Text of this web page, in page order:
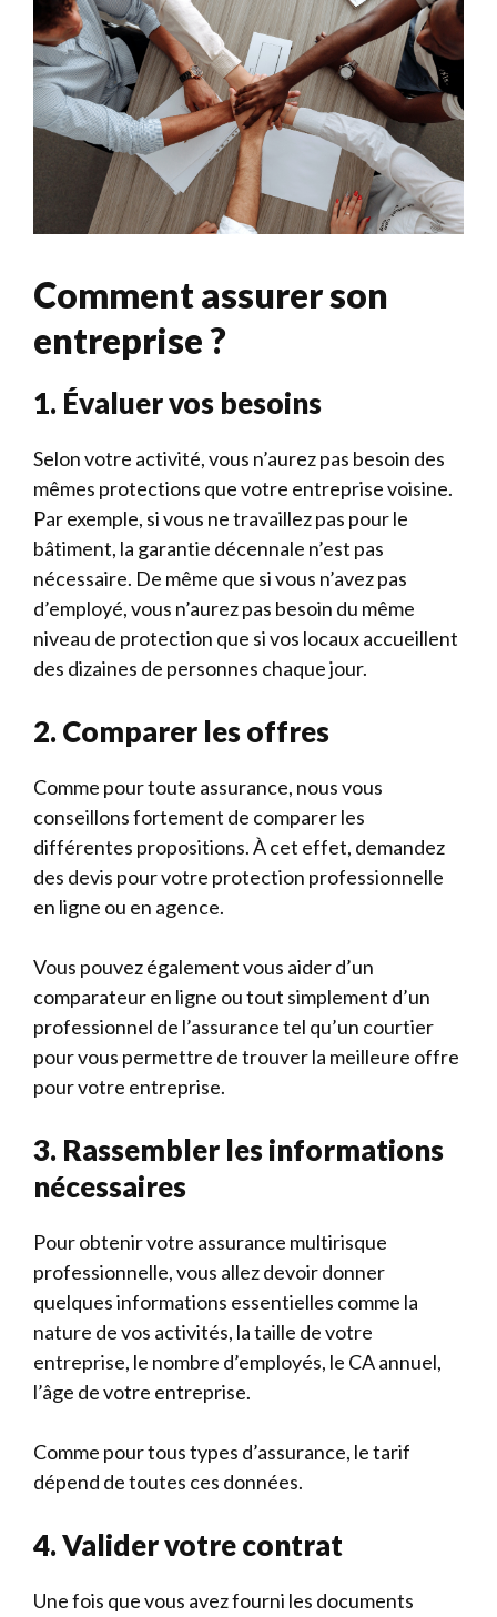
Comment assurer son
entreprise ?
1. Évaluer vos besoins
Selon votre activité, vous n’aurez pas besoin des
mêmes protections que votre entreprise voisine.
Par exemple, si vous ne travaillez pas pour le
bâtiment, la garantie décennale n’est pas
nécessaire. De même que si vous n’avez pas
d’employé, vous n’aurez pas besoin du même
niveau de protection que si vos locaux accueillent
des dizaines de personnes chaque jour.
2. Comparer les offres
Comme pour toute assurance, nous vous
conseillons fortement de comparer les
différentes propositions. À cet effet, demandez
des devis pour votre protection professionnelle
en ligne ou en agence.
Vous pouvez également vous aider d’un
comparateur en ligne ou tout simplement d’un
professionnel de l’assurance tel qu’un courtier
pour vous permettre de trouver la meilleure offre
pour votre entreprise.
3. Rassembler les informations
nécessaires
Pour obtenir votre assurance multirisque
professionnelle, vous allez devoir donner
quelques informations essentielles comme la
nature de vos activités, la taille de votre
entreprise, le nombre d’employés, le CA annuel,
l’âge de votre entreprise.
Comme pour tous types d’assurance, le tarif
dépend de toutes ces données.
4. Valider votre contrat
Une fois que vous avez fourni les documents